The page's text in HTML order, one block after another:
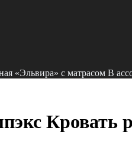
«Эльвира» с матрасом В
Кровать